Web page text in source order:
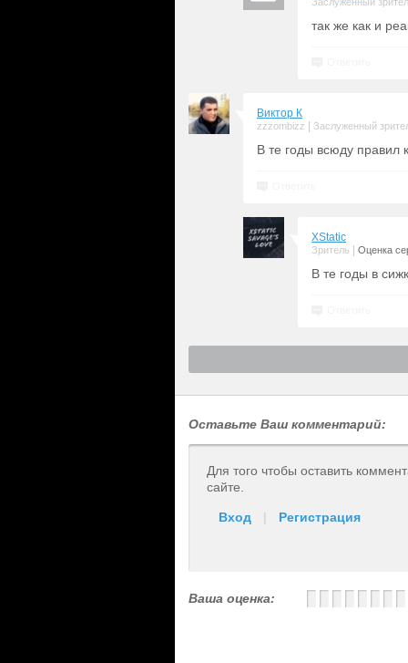
так же как и
Виктор К
zzzombizz Заслуженный
В те годы всюду правил
XStatic
Зритель Оценка
В те годы в
Оставьте Ваш комментарий:
Для того чтобы оставить
сайте.
Вход | Регистрация
Ваша оценка: